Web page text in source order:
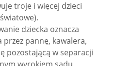
troje i więcej dzieci
dziecka oznacza
przez pannę, kawalera,
pozostającą w separacji